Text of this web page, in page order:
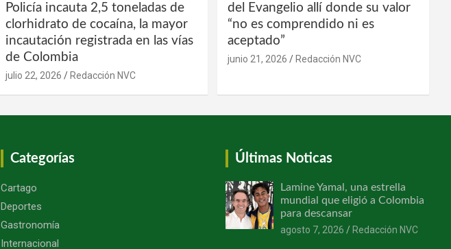
Policía incauta 2,5 toneladas de
clorhidrato de cocaína, la mayor
incautación registrada en las vías
de Colombia
julio 22, 2026 Redacción NVC
del Evangelio allí donde su valor
“no es comprendido ni es
aceptado”
junio 21, 2026 Redacción NVC
Categorías
Cartago
Deportes
Gastronomía
Internacional
Últimas Noticas
Lamine Yamal, una estrella
mundial que eligió a Colombia
para descansar
agosto 7, 2026
Redacción NVC